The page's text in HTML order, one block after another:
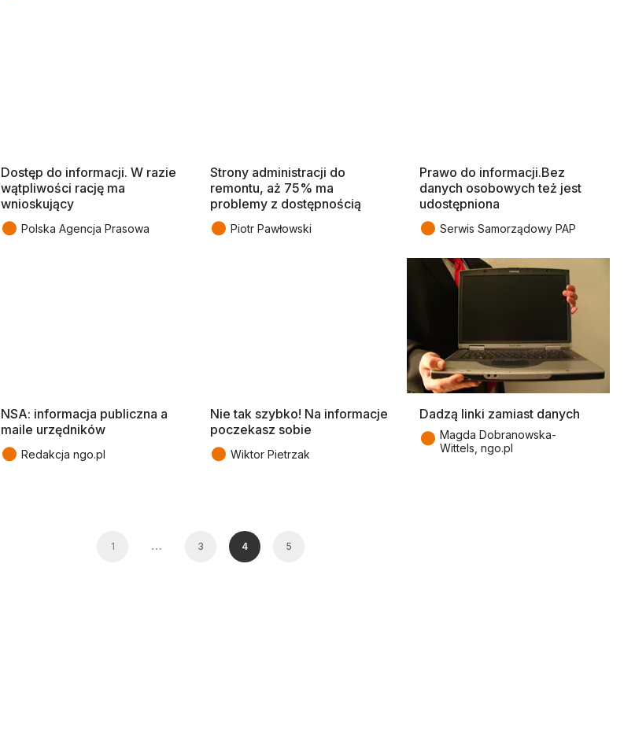
Dostęp do informacji. W razie
wątpliwości rację ma
wnioskujący
● Polska Agencja Prasowa
Strony administracji do
remontu, aż 75% ma
problemy z dostępnością
● Piotr Pawłowski
Prawo do informacji.Bez
danych osobowych też jest
udostępniona
● Serwis Samorządowy PAP
NSA: informacja publiczna a
maile urzędników
● Redakcja ngo.pl
Nie tak szybko! Na informacje
poczekasz sobie
● Wiktor Pietrzak
Dadzą linki zamiast danych
● Magda Dobranowska-
Wittels, ngo.pl
1 … 3 4 5